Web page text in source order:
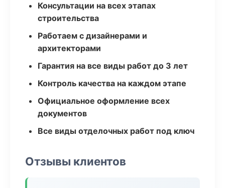
Консультации на всех этапах
строительства
Работаем с дизайнерами и
архитекторами
Гарантия на все виды работ до 3 лет
Контроль качества на каждом этапе
Официальное оформление всех
документов
Все виды отделочных работ под ключ
Отзывы клиентов